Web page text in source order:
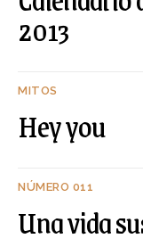
2013
MITOS
Hey you
NÚMERO 011
Una vida